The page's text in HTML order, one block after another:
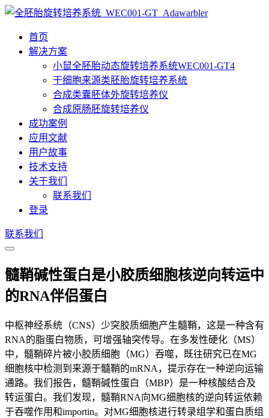
首页
解决方案
小鼠全胚胎动态旋转培养系统WEC001-GT4
干细胞来源类胚胎旋转培养系统
合成类囊胚体外旋转培养仪
合成原肠胚旋转培养仪
成功案例
应用文献
用户故事
技术支持
关于我们
联系我们
登录
联系我们
髓鞘碱性蛋白是小胶质细胞核逆向转运中
的RNA伴侣蛋白
中枢神经系统（CNS）少突胶质细胞产生髓鞘，这是一种含有
RNA的脂蛋白物质，可增强轴突传导。在多发性硬化（MS）
中，髓鞘碎片被小胶质细胞（MG）吞噬，既往研究已在MG
细胞核中检测到来源于髓鞘的mRNA，提示存在一种逆向运输
通路。我们报告，髓鞘碱性蛋白（MBP）是一种核酸结合及
转运蛋白。我们发现，髓鞘RNA向MG细胞核的逆向转运依赖
于吞噬作用和importin。对MG细胞核进行转录组学和蛋白质组